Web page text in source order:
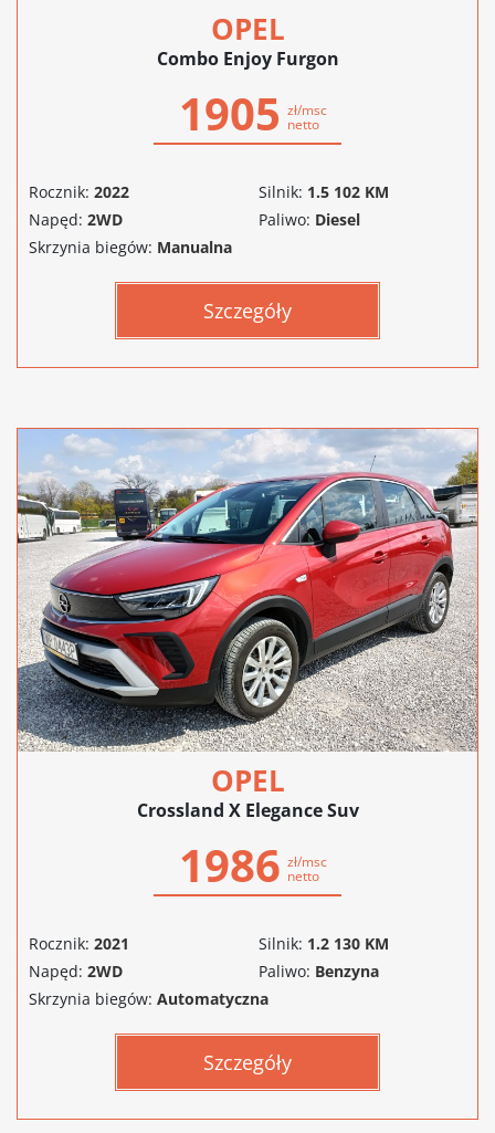
OPEL
Combo Enjoy Furgon
1905 zł/msc
netto
Rocznik: 2022
Napęd: 2WD
Silnik: 1.5 102 KM
Paliwo: Diesel
Skrzynia biegów: Manualna
Szczegóły
OPEL
Crossland X Elegance Suv
1986 zł/msc
netto
Rocznik: 2021
Napęd: 2WD
Silnik: 1.2 130 KM
Paliwo: Benzyna
Skrzynia biegów: Automatyczna
Szczegóły